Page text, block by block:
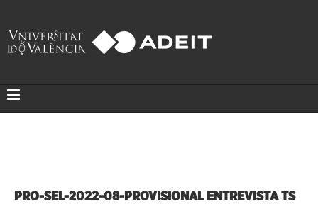
PRO-SEL-2022-08-PROVISIONAL ENTREVISTA TS